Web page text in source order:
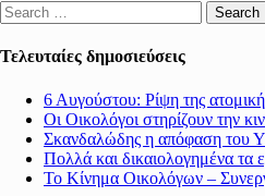
Search
for:
Τελευταίες δημοσιεύσεις
6 Αυγούστου: Ρίψη της
Οι Οικολόγοι στηρίζουν την
Σκανδαλώδης η απόφαση του
Πολλά και δικαιολογημένα τα
Το Κίνημα Οικολόγων –